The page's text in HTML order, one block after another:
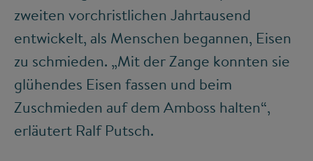
zweiten vorchristlichen Jahrtausend
entwickelt, als Menschen begannen, Eisen
zu schmieden. „Mit der Zange konnten sie
glühendes Eisen fassen und beim
Zuschmieden auf dem Amboss halten“,
erläutert Ralf Putsch.